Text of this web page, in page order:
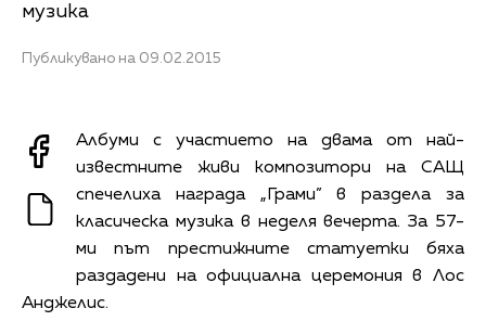
музика
Публикувано на 09.02.2015
Албуми с участието на двама от най-
известните живи композитори на САЩ
спечелиха награда „Грами” в раздела за
класическа музика в неделя вечерта. За 57-
ми път престижните статуетки бяха
раздадени на официална церемония в Лос
Анджелис.